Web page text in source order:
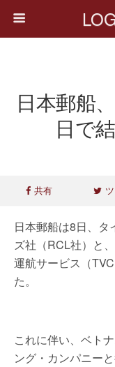
日本郵船
日で
共有
日本郵船は8日、タ
ズ社（RCL社）と
運航サービス（
た。
これに伴い、ベト
ング・カンパニー